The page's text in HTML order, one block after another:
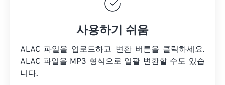
사용하기 쉬움
ALAC 파일을 업로드하고 변환 버튼을 클릭하세요.
ALAC 파일을 MP3 형식으로 일괄 변환할 수도 있습
니다.